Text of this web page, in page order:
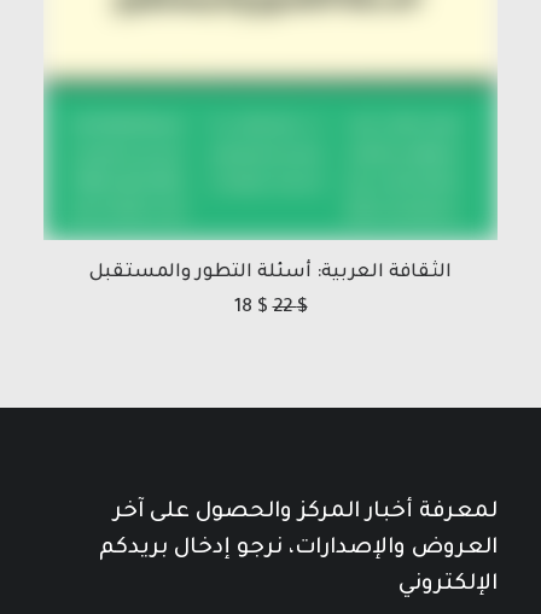
الثقافة العربية: أسئلة التطور والمستقبل
22$
18 $
لمعرفة أخبار المركز والحصول على آخر
العروض والإصدارات، نرجو إدخال بريدكم
الإلكتروني